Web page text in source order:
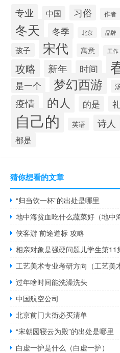
专业 中国 习俗 作者
冬天 冬季 北京 品牌
孩子 宋代 寓意 工作
攻略 新年 时间
是一个 梦幻西游
疫情 的人 的是
自己的 英语 诗人
都是
猜你想看的文章
“归当饮一杯”的出处是哪里
地中海贫血吃什么蔬菜好（地中
侠客游 前途道标 攻略
工艺美术专业考研方向（工艺美
过年啥时间能洗澡洗头
中国航空公司
北京前门大街必买清单
“宋朝园寝云为殿”的出处是哪里
白虚一护是什么（白虚一护）